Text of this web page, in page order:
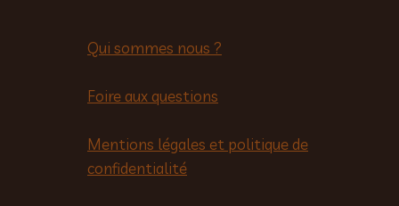
Qui sommes nous ?
Foire aux questions
Mentions légales et politique de
confidentialité